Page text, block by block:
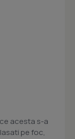
acesta s-a
pe foc,